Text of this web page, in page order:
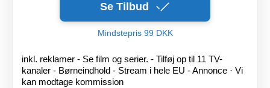
Se Tilbud
Mindstepris 99 DKK
inkl. reklamer - Se film og serier. - Tilføj op til 11 TV-
kanaler - Børneindhold - Stream i hele EU - Annonce · Vi
kan modtage kommission